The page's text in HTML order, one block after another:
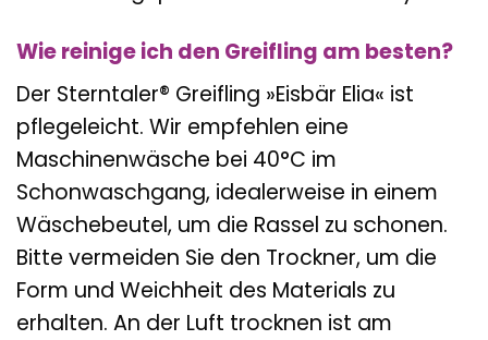
Wie reinige ich den Greifling am besten?
Der Sterntaler® Greifling »Eisbär Elia« ist
pflegeleicht. Wir empfehlen eine
Maschinenwäsche bei 40°C im
Schonwaschgang, idealerweise in einem
Wäschebeutel, um die Rassel zu schonen.
Bitte vermeiden Sie den Trockner, um die
Form und Weichheit des Materials zu
erhalten. An der Luft trocknen ist am